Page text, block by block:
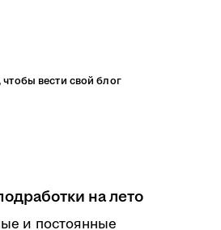
вести свой блог
на лето
и постоянные